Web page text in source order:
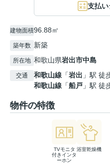
支払
建物面積96.88㎡
築年数 新築
所在地 和歌山県岩出市中島
交通 和歌山線 「岩出 」駅 徒
和歌山線 「船戸 」駅 徒
物件の特徴
TVモニタ
付きインタ
ーホン
浴室乾燥機